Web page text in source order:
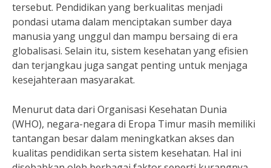
tersebut. Pendidikan yang berkualitas menjadi
pondasi utama dalam menciptakan sumber daya
manusia yang unggul dan mampu bersaing di era
globalisasi. Selain itu, sistem kesehatan yang efisien
dan terjangkau juga sangat penting untuk menjaga
kesejahteraan masyarakat.
Menurut data dari Organisasi Kesehatan Dunia
(WHO), negara-negara di Eropa Timur masih memiliki
tantangan besar dalam meningkatkan akses dan
kualitas pendidikan serta sistem kesehatan. Hal ini